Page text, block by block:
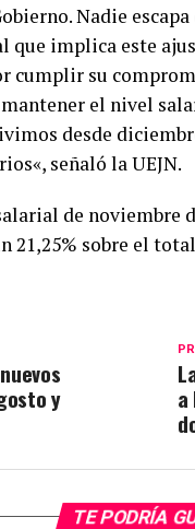
Nadie
que implica este
cumplir su
mantener el nivel
desde
señaló la UEJN.
de noviembre
21,25% sobre el
a
y
TE PODRÍA